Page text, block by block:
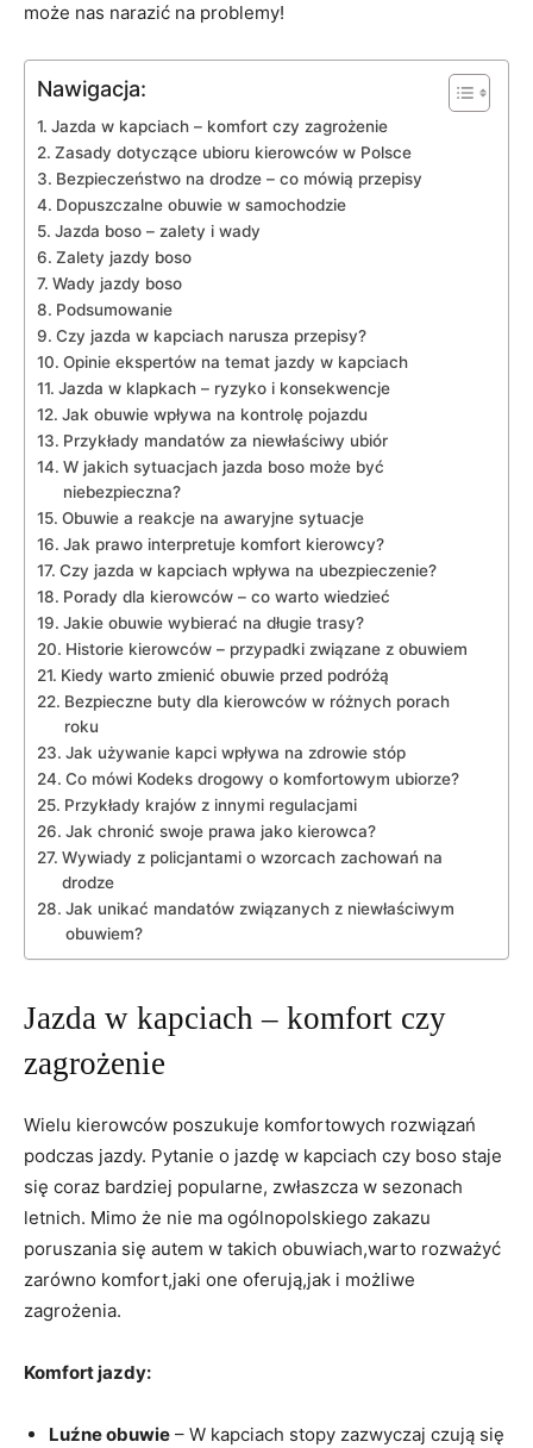
może nas narazić na problemy!
Nawigacja:
Jazda w kapciach – komfort czy zagrożenie
Zasady dotyczące ubioru kierowców w Polsce
Bezpieczeństwo na drodze – co mówią przepisy
Dopuszczalne obuwie w samochodzie
Jazda boso – zalety i wady
Zalety jazdy boso
Wady jazdy boso
Podsumowanie
Czy jazda w kapciach narusza przepisy?
Opinie ekspertów na temat jazdy w kapciach
Jazda w klapkach – ryzyko i konsekwencje
Jak obuwie wpływa na kontrolę pojazdu
Przykłady mandatów za niewłaściwy ubiór
W jakich sytuacjach jazda boso może być
niebezpieczna?
Obuwie a reakcje na awaryjne sytuacje
Jak prawo interpretuje komfort kierowcy?
Czy jazda w kapciach wpływa na ubezpieczenie?
Porady dla kierowców – co warto wiedzieć
Jakie obuwie wybierać na długie trasy?
Historie kierowców – przypadki związane z obuwiem
Kiedy warto zmienić obuwie przed podróżą
Bezpieczne buty dla kierowców w różnych porach
roku
Jak używanie kapci wpływa na zdrowie stóp
Co mówi Kodeks drogowy o komfortowym ubiorze?
Przykłady krajów z innymi regulacjami
Jak chronić swoje prawa jako kierowca?
Wywiady z policjantami o wzorcach zachowań na
drodze
Jak unikać mandatów związanych z niewłaściwym
obuwiem?
Jazda w kapciach – komfort czy
zagrożenie
Wielu kierowców poszukuje komfortowych rozwiązań
podczas jazdy. Pytanie o jazdę w kapciach czy boso staje
się coraz bardziej popularne, zwłaszcza w sezonach
letnich. Mimo że nie ma ogólnopolskiego zakazu
poruszania się autem w takich obuwiach,warto rozważyć
zarówno komfort,jaki one oferują,jak i możliwe
zagrożenia.
Komfort jazdy:
Luźne obuwie – W kapciach stopy zazwyczaj czują się